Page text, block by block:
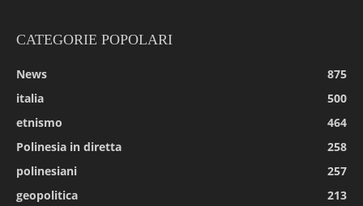
CATEGORIE POPOLARI
News
875
italia
500
etnismo
464
Polinesia in diretta
258
polinesiani
257
geopolitica
213